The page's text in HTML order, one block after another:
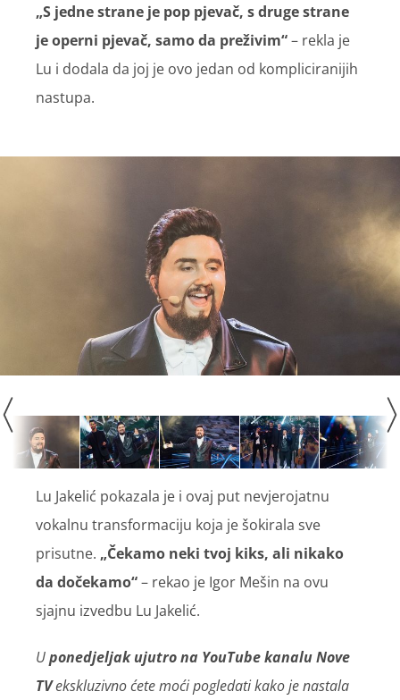
„S jedne strane je pop pjevač, s druge strane
je operni pjevač, samo da preživim“– rekla je
Lu i dodala da joj je ovo jedan od kompliciranijih
nastupa.
Lu Jakelić pokazala je i ovaj put nevjerojatnu
vokalnu transformaciju koja je šokirala sve
prisutne. „Čekamo neki tvoj kiks, ali nikako
da dočekamo“– rekao je Igor Mešin na ovu
sjajnu izvedbu Lu Jakelić.
Uponedjeljak ujutro na YouTube kanalu Nove
TVekskluzivno ćete moći pogledati kako je nastala